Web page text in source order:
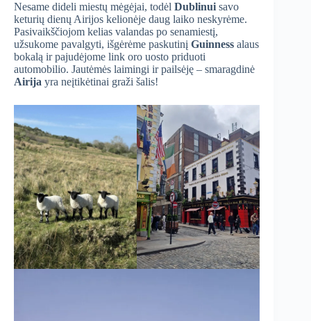
Nesame dideli miestų mėgėjai, todėl Dublinui savo
keturių dienų Airijos kelionėje daug laiko neskyrėme.
Pasivaikščiojom kelias valandas po senamiestį,
užsukome pavalgyti, išgėrėme paskutinį Guinness alaus
bokalą ir pajudėjome link oro uosto priduoti
automobilio. Jautėmės laimingi ir pailsėję – smaragdinė
Airija yra neįtikėtinai graži šalis!